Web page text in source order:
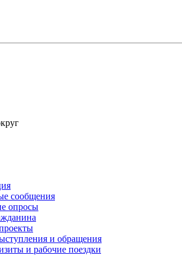
сообщения
опросы
и обращения
и рабочие поездки